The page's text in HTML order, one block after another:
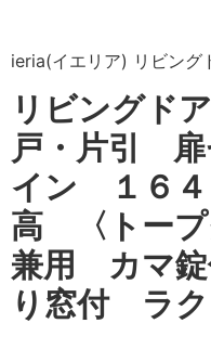
ieria(イエリア) リビング
リビングド
戸・片引
イン １６
高 〈トー
兼用 カマ
り窓付 ラ